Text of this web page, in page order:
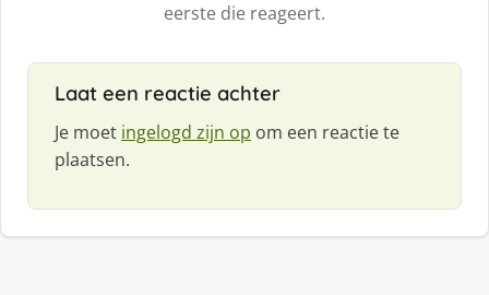
eerste die reageert.
Laat een reactie achter
Je moet ingelogd zijn op om een reactie te
plaatsen.